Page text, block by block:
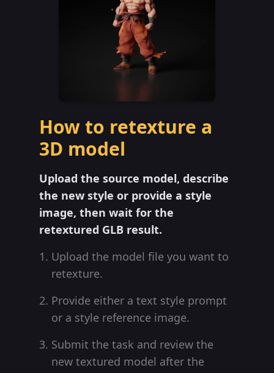
How to retexture a
3D model
Upload the source model, describe
the new style or provide a style
image, then wait for the
retextured GLB result.
Upload the model file you want to
retexture.
Provide either a text style prompt
or a style reference image.
Submit the task and review the
new textured model after the